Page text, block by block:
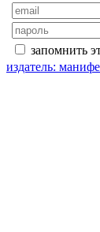
запомнить
издатель: